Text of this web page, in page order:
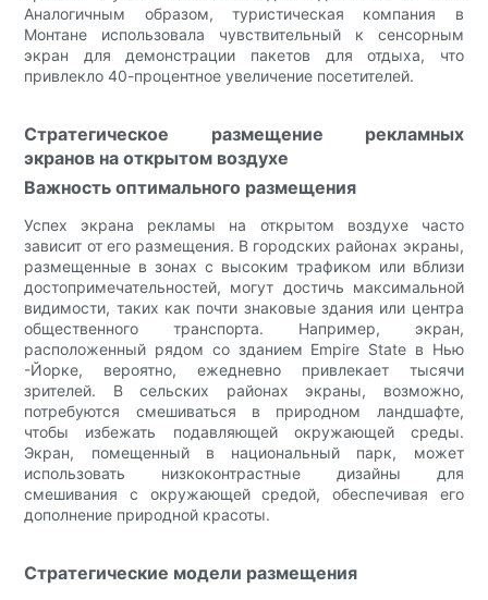
Аналогичным образом, туристическая компания в
Монтане использовала чувствительный к сенсорным
экран для демонстрации пакетов для отдыха, что
привлекло 40-процентное увеличение посетителей.
Стратегическое размещение рекламных
экранов на открытом воздухе
Важность оптимального размещения
Успех экрана рекламы на открытом воздухе часто
зависит от его размещения. В городских районах экраны,
размещенные в зонах с высоким трафиком или вблизи
достопримечательностей, могут достичь максимальной
видимости, таких как почти знаковые здания или центра
общественного транспорта. Например, экран,
расположенный рядом со зданием Empire State в Нью
-Йорке, вероятно, ежедневно привлекает тысячи
зрителей. В сельских районах экраны, возможно,
потребуются смешиваться в природном ландшафте,
чтобы избежать подавляющей окружающей среды.
Экран, помещенный в национальный парк, может
использовать низкоконтрастные дизайны для
смешивания с окружающей средой, обеспечивая его
дополнение природной красоты.
Стратегические модели размещения